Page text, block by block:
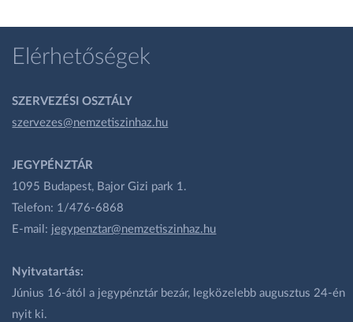
Elérhetőségek
SZERVEZÉSI OSZTÁLY
szervezes@nemzetiszinhaz.hu
JEGYPÉNZTÁR
1095 Budapest, Bajor Gizi park 1.
Telefon: 1/476-6868
E-mail: jegypenztar@nemzetiszinhaz.hu
Nyitvatartás:
Június 16-ától a jegypénztár bezár, legközelebb augusztus 24-én
nyit ki.